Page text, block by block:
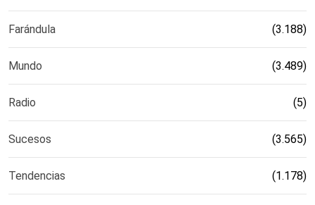
Farándula (3.188)
Mundo (3.489)
Radio (5)
Sucesos (3.565)
Tendencias (1.178)